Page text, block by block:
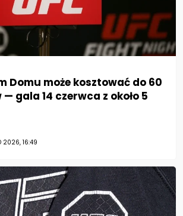
Domu może kosztować do 60
gala 14 czerwca z około 5
2026, 16:49